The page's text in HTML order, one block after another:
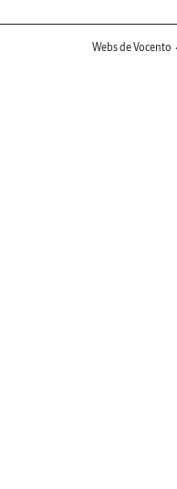
Webs de Vocento